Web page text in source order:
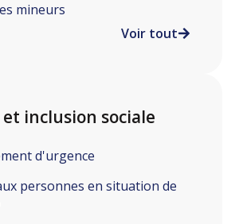
mineurs
Voir tout
inclusion sociale
d'urgence
personnes en situation de